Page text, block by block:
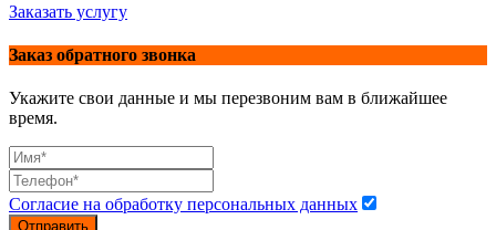
Заказать услугу
Заказ обратного звонка
Укажите свои данные и мы перезвоним вам в ближайшее
время.
Согласие на обработку персональных данных
Отправить